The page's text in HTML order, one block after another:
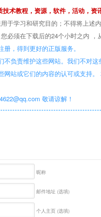
术教程，资源，软件，活动，资
于学习和研究目的；不得将上述
必须在下载后的24个小时之内 ，
，得到更好的正版服务。
负责维护这些网站。我们不对这
站或它们的内容的认可或支持
敬请谅解！
昵称
邮件地址 (选填)
个人主页 (选填)